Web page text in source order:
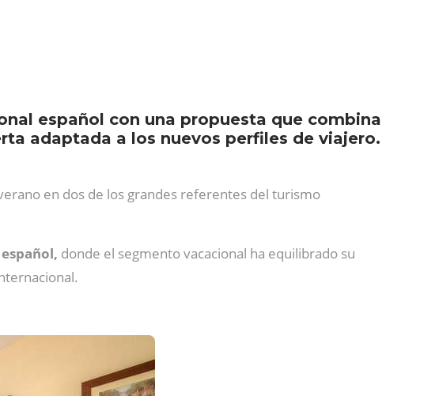
español con una propuesta que combina
adaptada a los nuevos perfiles de viajero.
en dos de los grandes referentes del turismo
donde el segmento vacacional ha equilibrado su